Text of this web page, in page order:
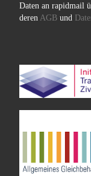
Daten an rapidmail
deren AGBund